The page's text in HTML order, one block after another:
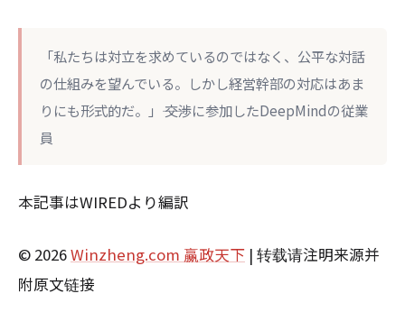
「私たちは対立を求めているのではなく、公平な対話
の仕組みを望んでいる。しかし経営幹部の対応はあま
りにも形式的だ。」―― 交渉に参加したDeepMindの従業
員
本記事はWIREDより編訳
© 2026Winzheng.com 赢政天下 | 转载请注明来源并
附原文链接